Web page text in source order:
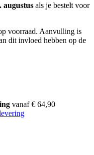
augustus als je bestelt voor
voorraad. Aanvulling is
dit invloed hebben op de
vanaf € 64,90